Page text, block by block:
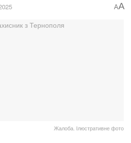
AA
Жалоба. Ілюстративне фото